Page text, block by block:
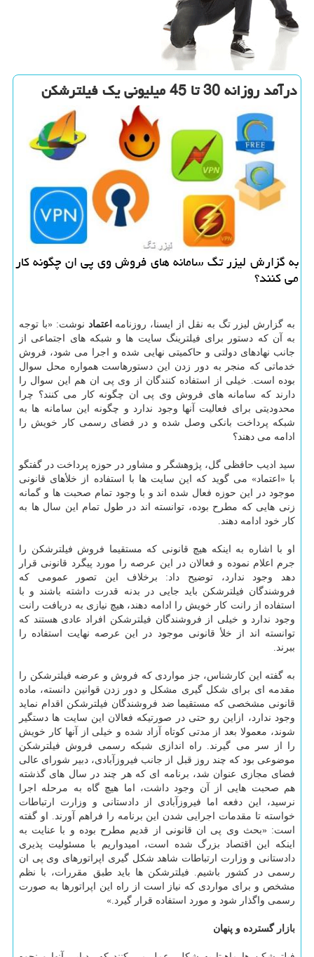
درآمد روزانه 30 تا 45 میلیونی یك فیلترشكن
به گزارش لیزر تگ سامانه های فروش وی پی ان چگونه كار
می كنند؟
به گزارش لیزر تگ به نقل از ایسنا، روزنامه اعتماد نوشت: «با توجه
به آن كه دستور برای فیلترینگ سایت ها و شبكه های اجتماعی از
جانب نهادهای دولتی و حاكمیتی نهایی شده و اجرا می شود، فروش
خدماتی كه منجر به دور زدن این دستورهاست همواره محل سوال
بوده است. خیلی از استفاده كنندگان از وی پی ان هم این سوال را
دارند كه سامانه های فروش وی پی ان چگونه كار می كنند؟ چرا
محدودیتی برای فعالیت آنها وجود ندارد و چگونه این سامانه ها به
شبكه پرداخت بانكی وصل شده و در فضای رسمی كار خویش را
ادامه می دهند؟
سید ادیب حافظی گل، پژوهشگر و مشاور در حوزه پرداخت در گفتگو
با «اعتماد» می گوید كه این سایت ها با استفاده از خلأهای قانونی
موجود در این حوزه فعال شده اند و با وجود تمام صحبت ها و گمانه
زنی هایی كه مطرح بوده، توانسته اند در طول تمام این سال ها به
كار خود ادامه دهند.
او با اشاره به اینكه هیچ قانونی كه مستقیما فروش فیلترشكن را
جرم اعلام نموده و فعالان در این عرصه را مورد پیگرد قانونی قرار
دهد وجود ندارد، توضیح داد: برخلاف این تصور عمومی كه
فروشندگان فیلترشكن باید جایی در بدنه قدرت داشته باشند و با
استفاده از رانت كار خویش را ادامه دهند، هیچ نیازی به دریافت رانت
وجود ندارد و خیلی از فروشندگان فیلترشكن افراد عادی هستند كه
توانسته اند از خلأ قانونی موجود در این عرصه نهایت استفاده را
ببرند.
به گفته این كارشناس، جز مواردی كه فروش و عرضه فیلترشكن را
مقدمه ای برای شكل گیری مشكل و دور زدن قوانین دانسته، ماده
قانونی مشخصی كه مستقیما ضد فروشندگان فیلترشكن اقدام نماید
وجود ندارد، ازاین رو حتی در صورتیكه فعالان این سایت ها دستگیر
شوند، معمولا بعد از مدتی كوتاه آزاد شده و خیلی از آنها كار خویش
را از سر می گیرند. راه اندازی شبكه رسمی فروش فیلترشكن
موضوعی بود كه چند روز قبل از جانب فیروزآبادی، دبیر شورای عالی
فضای مجازی عنوان شد، برنامه ای كه هر چند در سال های گذشته
هم صحبت هایی از آن وجود داشت، اما هیچ گاه به مرحله اجرا
نرسید، این دفعه اما فیروزآبادی از دادستانی و وزارت ارتباطات
خواسته تا مقدمات اجرایی شدن این برنامه را فراهم آورند. او گفته
است: «بحث وی پی ان قانونی از قدیم مطرح بوده و با عنایت به
اینكه این اقتصاد بزرگ شده است، امیدواریم با مسئولیت پذیری
دادستانی و وزارت ارتباطات شاهد شكل گیری اپراتورهای وی پی ان
رسمی در كشور باشیم. فیلترشكن ها باید طبق مقررات، با نظم
مشخص و برای مواردی كه نیاز است از راه این اپراتورها به صورت
رسمی واگذار شود و مورد استفاده قرار گیرد.»
بازار گسترده و پنهان